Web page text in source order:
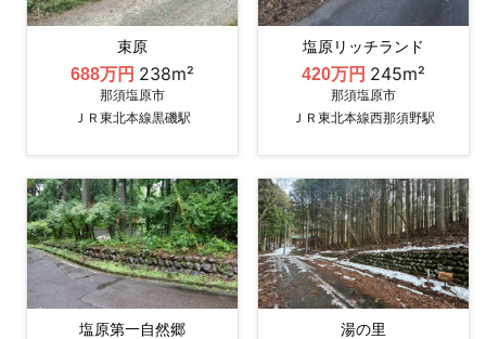
束原
688万円 238m²
那須塩原市
ＪＲ東北本線黒磯駅
塩原リッチランド
420万円 245m²
那須塩原市
ＪＲ東北本線西那須野駅
塩原第一自然郷
湯の里